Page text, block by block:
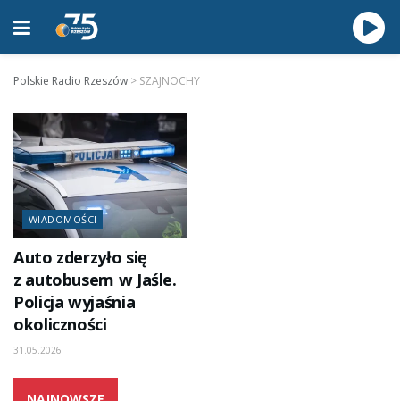
Polskie Radio Rzeszów > SZAJNOCHY
WIADOMOŚCI
Auto zderzyło się
z autobusem w Jaśle.
Policja wyjaśnia
okoliczności
31.05.2026